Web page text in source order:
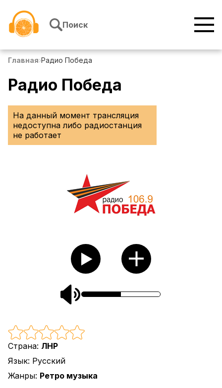
Поиск
Главная›Радио Победа
Радио Победа
На данный момент трансляция
недоступна либо радиостанция
не работает
Страна: ЛНР
Язык: Русский
Жанры: Ретро музыка